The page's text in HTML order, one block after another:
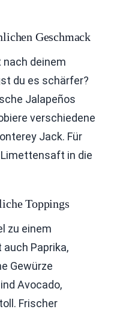
Geschmack
nach deinem
du es schärfer?
Jalapeños
verschiedene
Jack. Für
in die
Toppings
zu einem
Paprika,
Gewürze
Avocado,
Frischer